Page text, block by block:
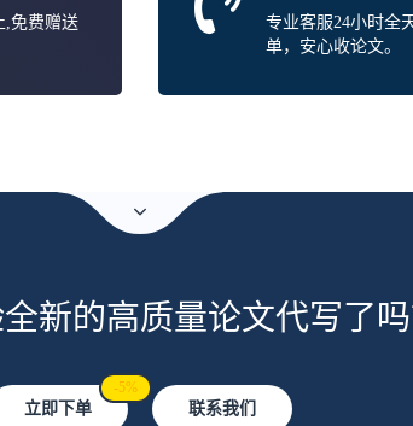
,免费赠送
专业客服24小时全
单，安心收论文。
新的高质量论文代写了吗
立即下单
-5%
联系我们